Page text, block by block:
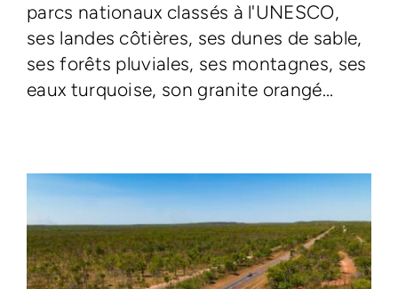
parcs nationaux classés à l'UNESCO,
ses landes côtières, ses dunes de sable,
ses forêts pluviales, ses montagnes, ses
eaux turquoise, son granite orangé...